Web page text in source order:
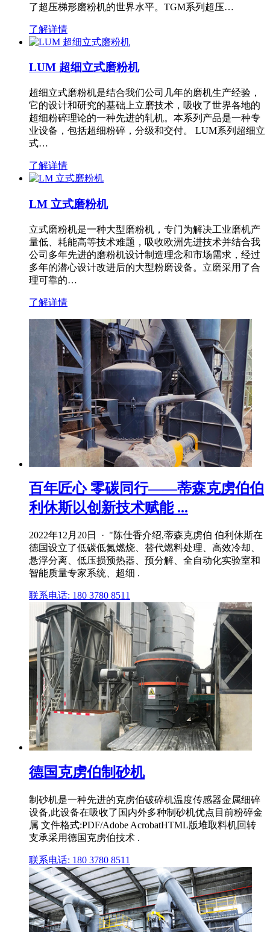
了超压梯形磨粉机的世界水平。TGM系列超压…
了解详情
LUM 超细立式磨粉机
超细立式磨粉机是结合我们公司几年的磨机生产经验，
它的设计和研究的基础上立磨技术，吸收了世界各地的
超细粉碎理论的一种先进的轧机。本系列产品是一种专
业设备，包括超细粉碎，分级和交付。 LUM系列超细立
式…
了解详情
LM 立式磨粉机
立式磨粉机是一种大型磨粉机，专门为解决工业磨机产
量低、耗能高等技术难题，吸收欧洲先进技术并结合我
公司多年先进的磨粉机设计制造理念和市场需求，经过
多年的潜心设计改进后的大型粉磨设备。立磨采用了合
理可靠的…
了解详情
百年匠心 零碳同行——蒂森克虏伯伯
利休斯以创新技术赋能 ...
2022年12月20日 · "陈仕香介绍,蒂森克虏伯 伯利休斯在
德国设立了低碳低氮燃烧、替代燃料处理、高效冷却、
悬浮分离、低压损预热器、预分解、全自动化实验室和
智能质量专家系统、超细 .
联系电话: 180 3780 8511
德国克虏伯制砂机
制砂机是一种先进的克虏伯破碎机温度传感器金属细碎
设备,此设备在吸收了国内外多种制砂机优点目前粉碎金
属 文件格式:PDF/Adobe AcrobatHTML版堆取料机回转
支承采用德国克虏伯技术 .
联系电话: 180 3780 8511